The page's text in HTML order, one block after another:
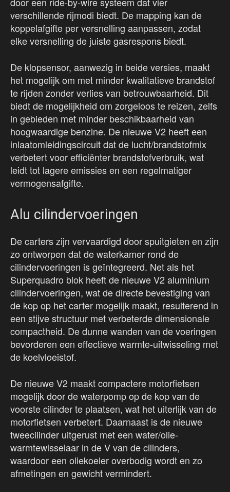
verschillende rijmodi biedt. De mapping kan de
koppelafgifte per versnelling aanpassen, zodat
elke versnelling de juiste gasrespons biedt.
De klopsensor, aanwezig in beide versies, maakt
het mogelijk om met minder kwalitatieve brandstof
te rijden zonder verlies van betrouwbaarheid. Dit
biedt de mogelijkheid om zorgeloos te reizen, zelfs
in gebieden met minder beschikbaarheid van
hoogwaardige benzine. De nieuwe V2 heeft een
inlaatomleidingscircuit dat de lucht/brandstofmix
verbetert voor efficiënter brandstofverbruik, wat
leidt tot lagere emissies en een regelmatiger
vermogensafgifte.
Alu cilindervoeringen
De carters zijn vervaardigd door spuitgieten en zijn
zo ontworpen dat de waterkamer rond de
cilindervoeringen is geïntegreerd. Net als het
Superquadro blok heeft de nieuwe V2 aluminium
cilindervoeringen, wat de directe bevestiging van
de kop op het carter mogelijk maakt, resulterend in
een stijve structuur met verbeterde dimensionale
compactheid. De dunne wanden van de voeringen
bevorderen een effectieve warmte-uitwisseling met
de koelvloeistof.
De nieuwe V2 maakt compactere motorfietsen
mogelijk door de waterpomp op de kop van de
voorste cilinder te plaatsen, wat het uiterlijk van de
motorfietsen verbetert. Daarnaast is de nieuwe
tweecilinder uitgerust met een water/olie-
warmtewisselaar in de V van de cilinders,
waardoor een oliekoeler overbodig wordt en zo
afmetingen en gewicht vermindert.